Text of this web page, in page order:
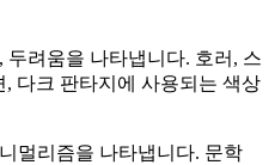
두려움을 나타냅니다. 호러, 스
, 다크 판타지에 사용되는 색상
멀리즘을 나타냅니다. 문학